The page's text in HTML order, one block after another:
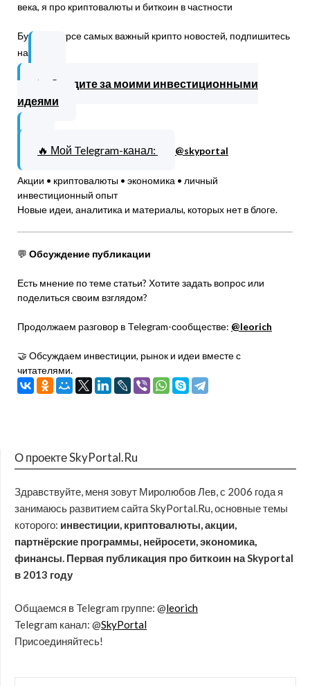
века, я про криптовалюты и биткоин в частности
Будьте в курсе самых важный крипто новостей, подпишитесь
на
📈
Следите за моими инвестиционными
идеями
🔥 Мой Telegram-канал: @skyportal
Акции • криптовалюты • экономика • личный
инвестиционный опыт
Новые идеи, аналитика и материалы, которых нет в блоге.
💬 Обсуждение публикации
Есть мнение по теме статьи? Хотите задать вопрос или
поделиться своим взглядом?
Продолжаем разговор в Telegram-сообществе: @leorich
🤝 Обсуждаем инвестиции, рынок и идеи вместе с
читателями.
О проекте SkyPortal.Ru
Здравствуйте, меня зовут Миролюбов Лев, с 2006 года я
занимаюсь развитием сайта SkyPortal.Ru, основные темы
которого: инвестиции, криптовалюты, акции,
партнёрские программы, нейросети, экономика,
финансы. Первая публикация про биткоин на Skyportal
в 2013 году
Общаемся в Telegram группе: @leorich
Telegram канал: @SkyPortal
Присоединяйтесь!